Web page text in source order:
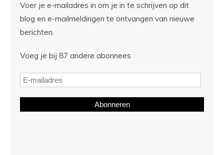
Voer je e-mailadres in om je in te schrijven op dit
blog en e-mailmeldingen te ontvangen van nieuwe
berichten.
Voeg je bij 87 andere abonnees
Abonneren